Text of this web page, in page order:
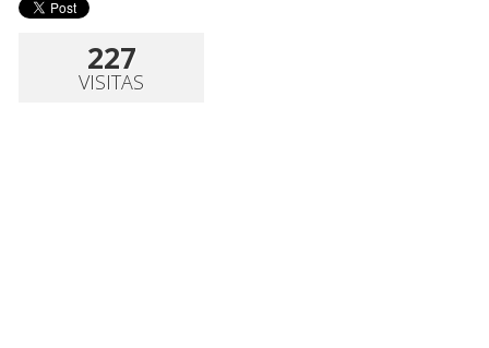
227
VISITAS